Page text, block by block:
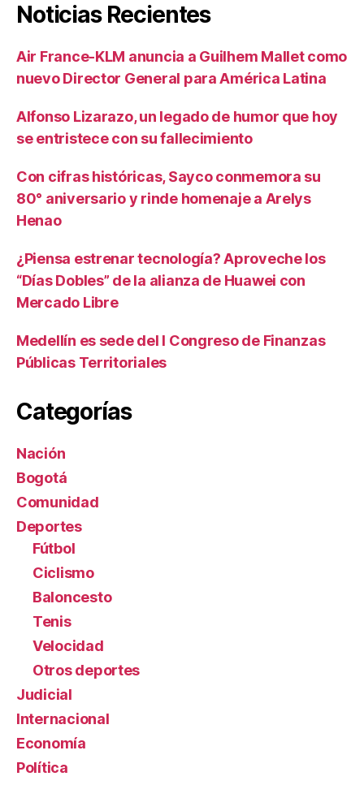
Noticias Recientes
Air France-KLM anuncia a Guilhem Mallet como
nuevo Director General para América Latina
Alfonso Lizarazo, un legado de humor que hoy
se entristece con su fallecimiento
Con cifras históricas, Sayco conmemora su
80° aniversario y rinde homenaje a Arelys
Henao
¿Piensa estrenar tecnología? Aproveche los
“Días Dobles” de la alianza de Huawei con
Mercado Libre
Medellín es sede del I Congreso de Finanzas
Públicas Territoriales
Categorías
Nación
Bogotá
Comunidad
Deportes
Fútbol
Ciclismo
Baloncesto
Tenis
Velocidad
Otros deportes
Judicial
Internacional
Economía
Política